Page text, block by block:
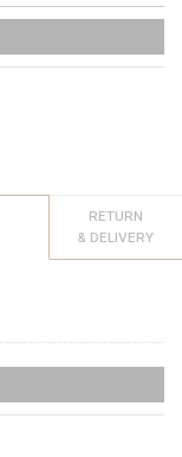
RETURN
& DELIVERY